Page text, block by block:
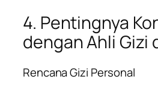
4. Pentingnya
dengan Ahli Gizi
Rencana Gizi Personal